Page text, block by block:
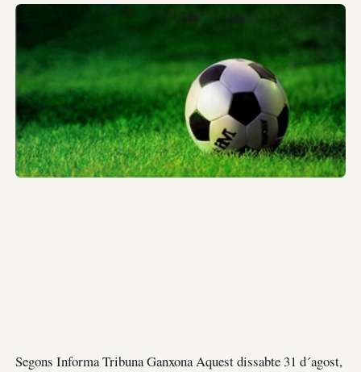
Segons Informa Tribuna Ganxona Aquest dissabte 31 d´agost,